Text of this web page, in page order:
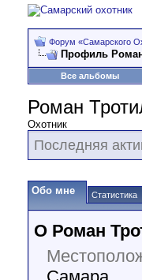
Форум «Самарского
Профиль
Все альбомы
Роман
Охотник
Последняя
Обо мне Статистика
О Роман